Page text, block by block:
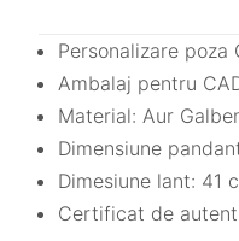
Personalizare poza
Ambalaj pentru
Material: Aur
Dimensiune
Dimesiune lant: 41
Certificat de